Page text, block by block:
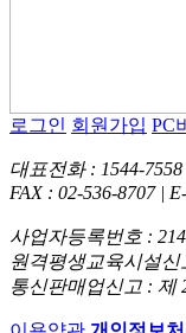
로그인 회원가입 PC
대표전화 : 1544-
FAX : 02-536-8707 |
사업자등록번호 :
원격평생교육시설신
통신판매업신고 : 제